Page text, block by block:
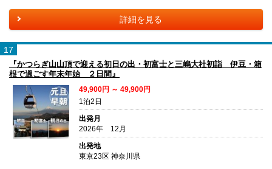
詳細を見る
17
『かつらぎ山山頂で迎える初日の出・初富士と三嶋大社初詣 伊豆・箱
根で過ごす年末年始 ２日間』
49,900円 ～ 49,900円
1泊2日
出発月
2026年 12月
出発地
東京23区 神奈川県